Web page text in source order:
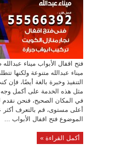
فتح اقفال الأبواب ميناء
ميناء عبدالله متنوعة ولكنها
التنفيذ وخبرة بالغة أيضًا،
مثل هذه الخدمة على أكمل
في المكان الصحيح، فنحن نقدم
أعلى مستوى، قم بالتعرف أكثر
الموضوع فتح اقفال الأبواب ...
أكمل القراءة »